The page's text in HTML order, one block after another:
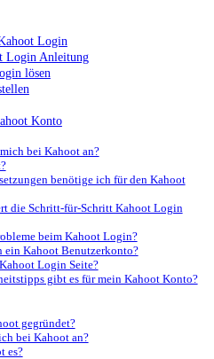
Login
Login Anleitung
lösen
Konto
bei Kahoot an?
benötige ich für den Kahoot
die Schritt-für-Schritt Kahoot Login
beim Kahoot Login?
ein Kahoot Benutzerkonto?
Login Seite?
gibt es für mein Kahoot Konto?
gegründet?
bei Kahoot an?
es?